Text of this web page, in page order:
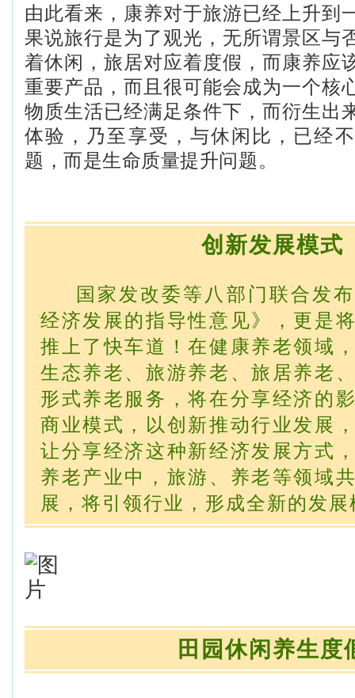
由此看来，康养对于旅游已经上升到
果说旅行是为了观光，无所谓景区与
着休闲，旅居对应着度假，而康养应
重要产品，而且很可能会成为一个核
物质生活已经满足条件下，而衍生出
体验，乃至享受，与休闲比，已经
题，而是生命质量提升问题。
创新发展模式
国家发改委等八部门联合发
经济发展的指导性意见》，更是
推上了快车道！在健康养老领域
生态养老、旅游养老、旅居养老
形式养老服务，将在分享经济的
商业模式，以创新推动行业发展
让分享经济这种新经济发展方式
养老产业中，旅游、养老等领域
展，将引领行业，形成全新的发展
田园休闲养生度